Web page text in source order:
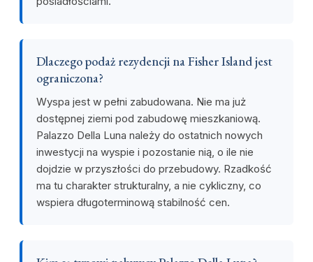
Dlaczego podaż rezydencji na Fisher Island jest
ograniczona?
Wyspa jest w pełni zabudowana. Nie ma już
dostępnej ziemi pod zabudowę mieszkaniową.
Palazzo Della Luna należy do ostatnich nowych
inwestycji na wyspie i pozostanie nią, o ile nie
dojdzie w przyszłości do przebudowy. Rzadkość
ma tu charakter strukturalny, a nie cykliczny, co
wspiera długoterminową stabilność cen.